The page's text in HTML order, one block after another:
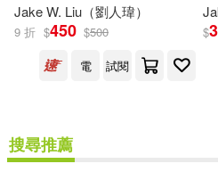
出版社 (可複選)
Jake W. Liu（劉人瑋）
9 折 $450 $500
電
試閱
$
搜尋推薦